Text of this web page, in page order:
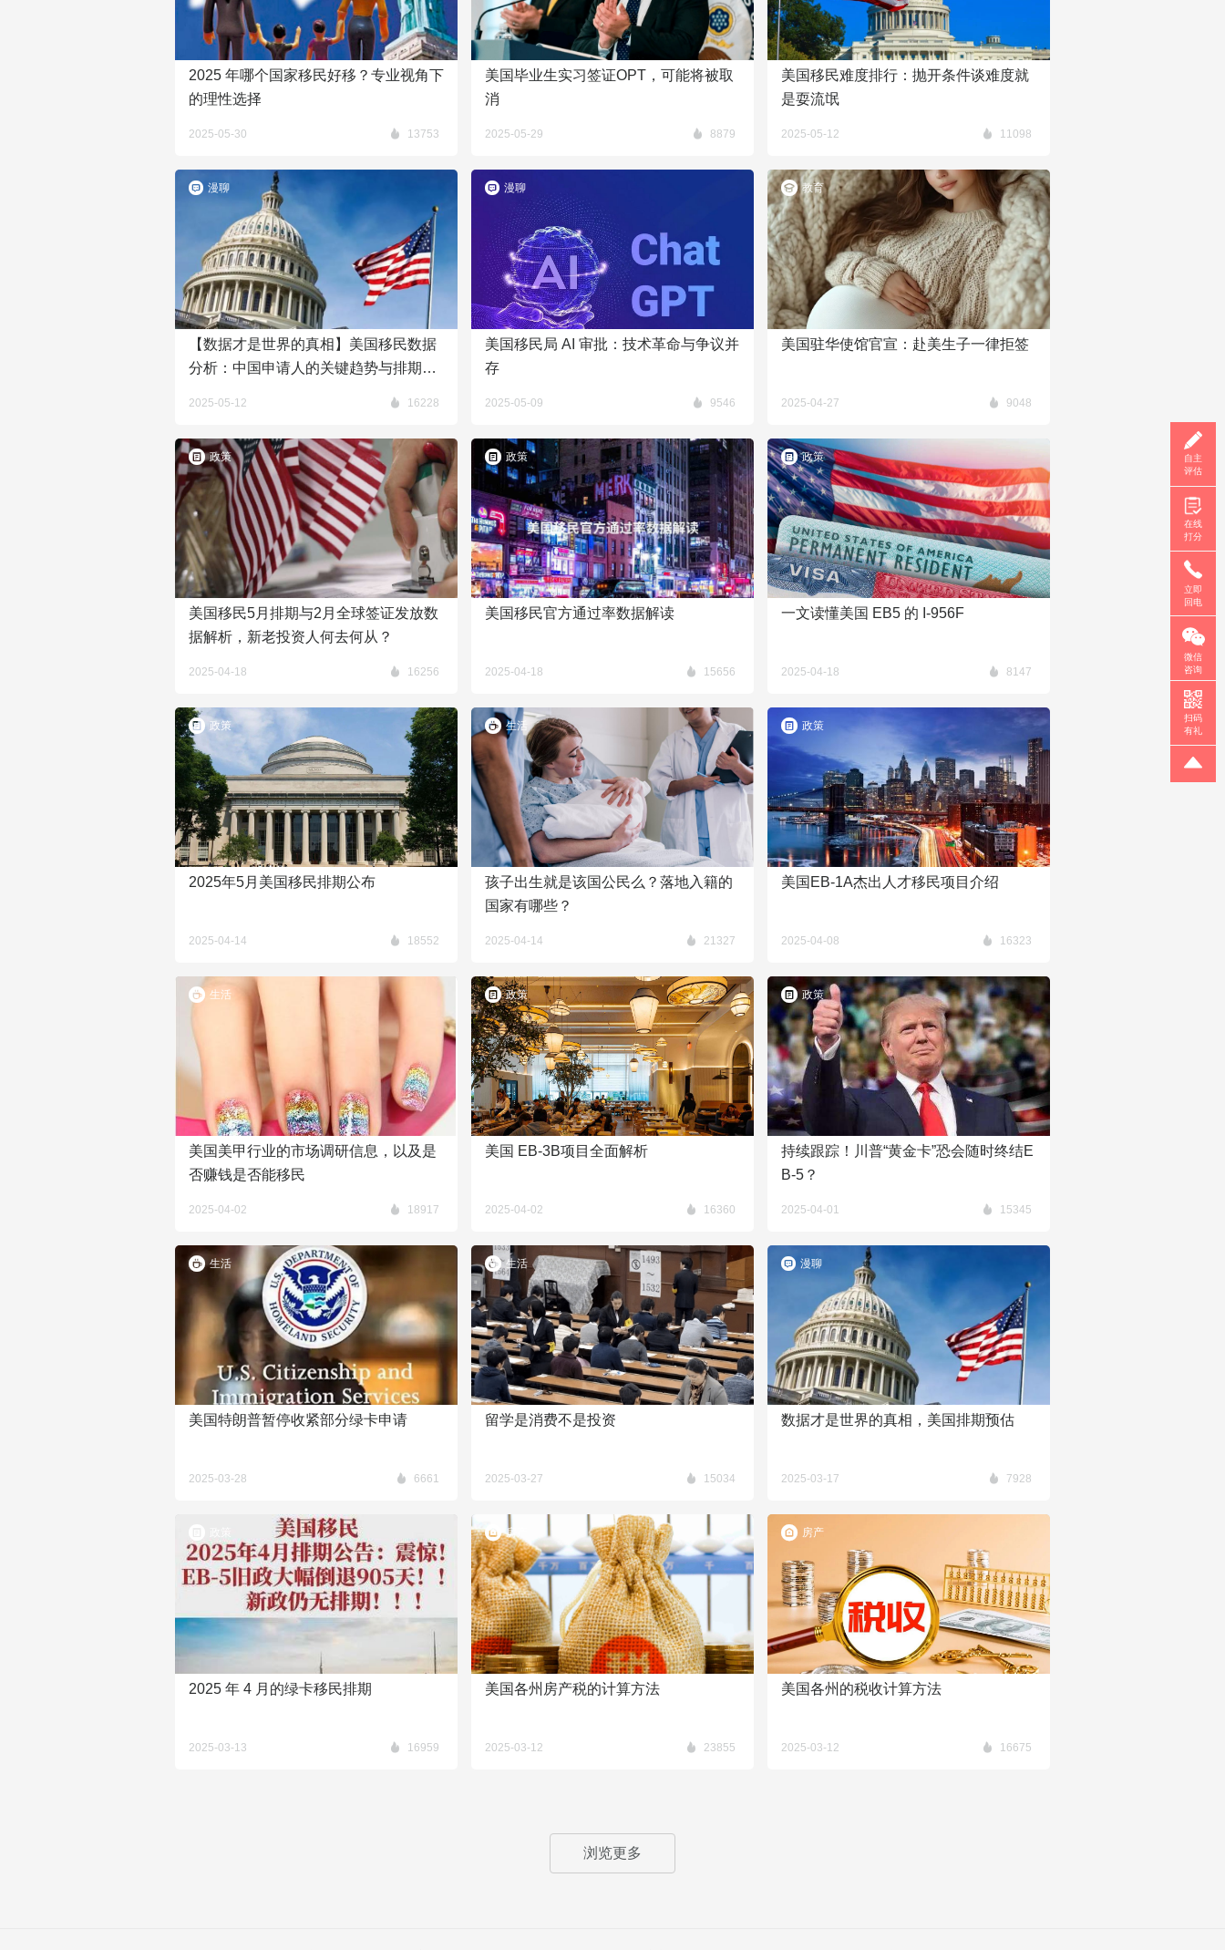
2025 年哪个国家移民好移？专业视角下
的理性选择
2025-05-30 13753
美国毕业生实习签证OPT，可能将被取
消
2025-05-29 8879
美国移民难度排行：抛开条件谈难度就
是耍流氓
2025-05-12 11098
漫聊
【数据才是世界的真相】美国移民数据
分析：中国申请人的关键趋势与排期影
2025-05-12 16228
漫聊
美国移民局 AI 审批：技术革命与争议并
存
2025-05-09 9546
教育
美国驻华使馆官宣：赴美生子一律拒签
2025-04-27 9048
政策
美国移民5月排期与2月全球签证发放数
据解析，新老投资人何去何从？
2025-04-18 16256
政策
美国移民官方通过率数据解读
2025-04-18 15656
政策
一文读懂美国 EB5 的 I-956F
2025-04-18 8147
政策
2025年5月美国移民排期公布
2025-04-14 18552
生活
孩子出生就是该国公民么？落地入籍的
国家有哪些？
2025-04-14 21327
政策
美国EB-1A杰出人才移民项目介绍
2025-04-08 16323
生活
美国美甲行业的市场调研信息，以及是
否赚钱是否能移民
2025-04-02 18917
政策
美国 EB-3B项目全面解析
2025-04-02 16360
政策
持续跟踪！川普“黄金卡”恐会随时终结E
B-5？
2025-04-01 15345
生活
美国特朗普暂停收紧部分绿卡申请
2025-03-28 6661
生活
留学是消费不是投资
2025-03-27 15034
漫聊
数据才是世界的真相，美国排期预估
2025-03-17 7928
2025 年 4 月的绿卡移民排期
2025-03-13 16959
房产
美国各州房产税的计算方法
2025-03-12 23855
房产
美国各州的税收计算方法
2025-03-12 16675
浏览更多
自主
评估
在线
打分
立即
回电
微信
咨询
扫码
有礼